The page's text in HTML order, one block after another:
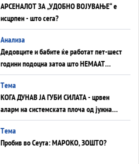
АРСЕНАЛОТ ЗА „УДОБНО ВОЈУВАЊЕ“ е
исцрпен - што сега?
Анализа
Дедовците и бабите ќе работат пет-шест
години подоцна затоа што НЕМААТ
ВНУЦИ ДА ГИ ЗАМЕНАТ
Tема
КОГА ДУНАВ ЈА ГУБИ СИЛАТА - црвен
аларм на системската плоча од јужна
Германија до Црното Море...
Tема
Пробив во Сеута: МАРОКО, ЗОШТО?